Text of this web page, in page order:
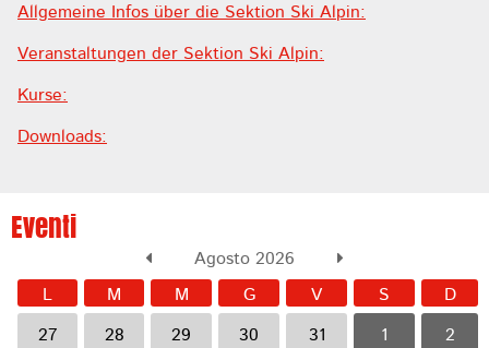
Allgemeine Infos über die Sektion Ski Alpin:
Veranstaltungen der Sektion Ski Alpin:
Kurse:
Downloads:
Eventi
Agosto 2026
L M M G V S D
27 28 29 30 31 1 2